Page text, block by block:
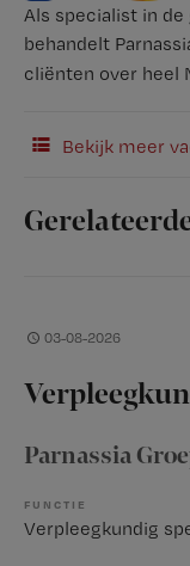
Als specialist in
behandelt
cliënten over heel
Bekijk meer
03-08-2026
Parnassia
FUNCTIE
Verpleegkundig